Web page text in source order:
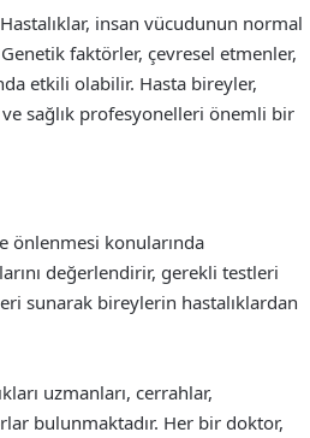
insan vücudunun normal
faktörler, çevresel etmenler,
etkili olabilir. Hasta bireyler,
sağlık profesyonelleri önemli bir
önlenmesi konularında
değerlendirir, gerekli testleri
sunarak bireylerin hastalıklardan
uzmanları, cerrahlar,
bulunmaktadır. Her bir doktor,